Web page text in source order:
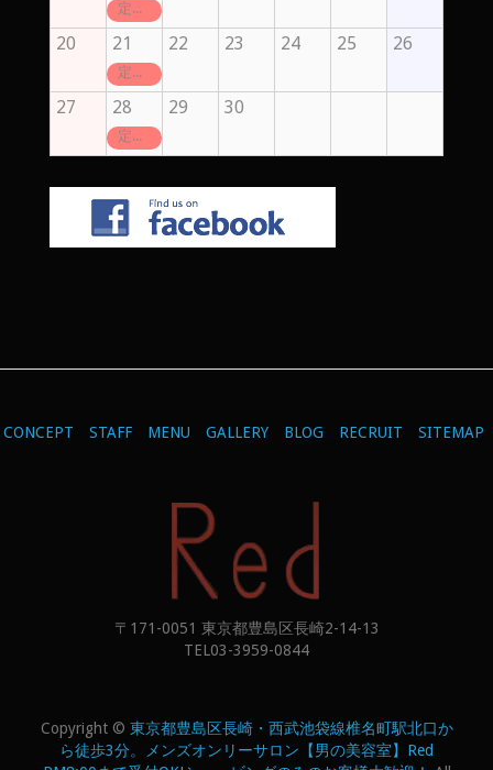
定休日
20 21
定休日
22 23 24 25 26
27 28
定休日
29 30
CONCEPT STAFF MENU GALLERY BLOG RECRUIT SITEMAP
〒171-0051 東京都豊島区長崎2-14-13
TEL03-3959-0844
Copyright © 東京都豊島区長崎・西武池袋線椎名町駅北口か
ら徒歩3分。メンズオンリーサロン【男の美容室】Red